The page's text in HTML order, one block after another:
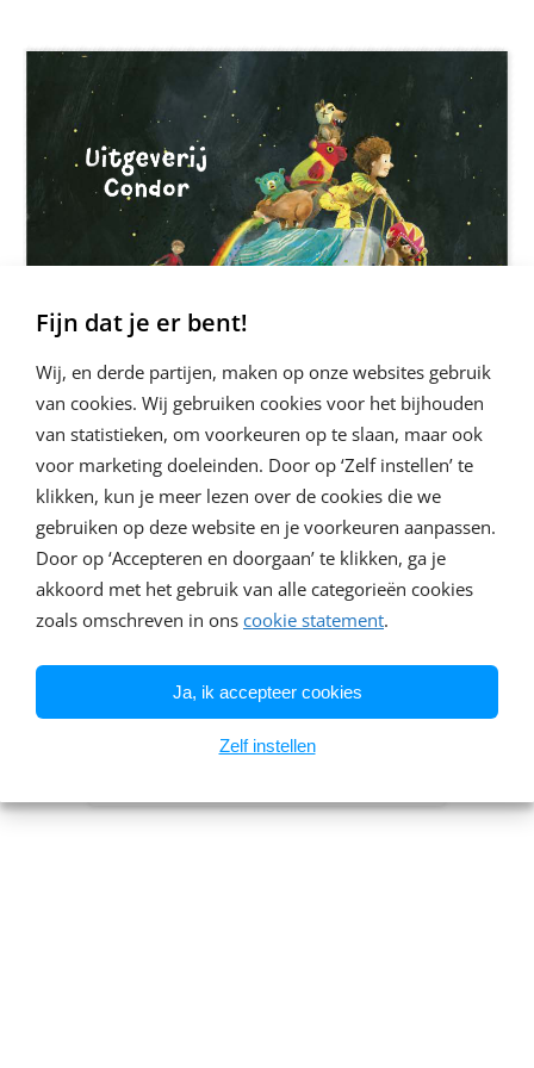
Fijn dat je er bent!
Wij, en derde partijen, maken op onze websites gebruik
van cookies. Wij gebruiken cookies voor het bijhouden
van statistieken, om voorkeuren op te slaan, maar ook
voor marketing doeleinden. Door op ‘Zelf instellen’ te
klikken, kun je meer lezen over de cookies die we
gebruiken op deze website en je voorkeuren aanpassen.
Door op ‘Accepteren en doorgaan’ te klikken, ga je
akkoord met het gebruik van alle categorieën cookies
zoals omschreven in ons cookie statement.
Ja, ik accepteer cookies
Zelf instellen